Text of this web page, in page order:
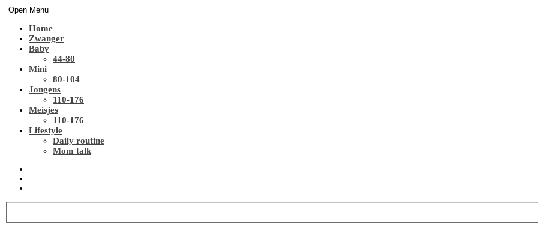
Open Menu
Home
Zwanger
Baby
44-80
Mini
80-104
Jongens
110-176
Meisjes
110-176
Lifestyle
Daily routine
Mom talk